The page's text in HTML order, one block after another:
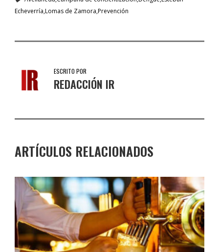
Echeverría Lomas de Zamora Prevención
ESCRITO POR
REDACCIÓN IR
ARTÍCULOS RELACIONADOS